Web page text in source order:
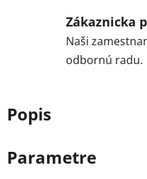
Zákaznicka
Naši
odbornú radu.
Popis
Parametre